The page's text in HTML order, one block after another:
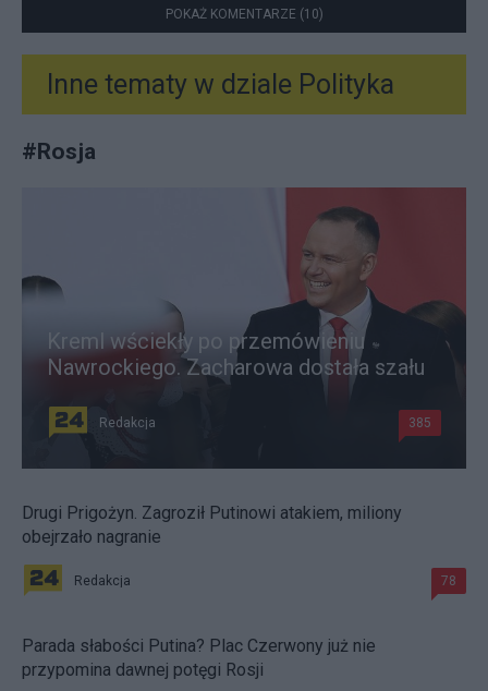
POKAŻ KOMENTARZE (10)
Inne tematy w dziale Polityka
#Rosja
Kreml wściekły po przemówieniu
Nawrockiego. Zacharowa dostała szału
Redakcja 385
Drugi Prigożyn. Zagroził Putinowi atakiem, miliony
obejrzało nagranie
Redakcja 78
Parada słabości Putina? Plac Czerwony już nie
przypomina dawnej potęgi Rosji